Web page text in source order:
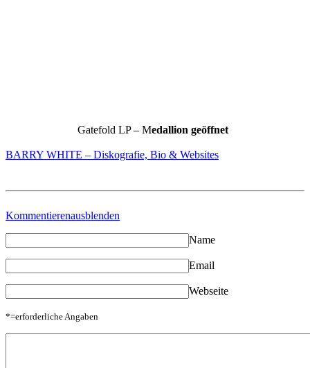
Gatefold LP – Medallion geöffnet
BARRY WHITE – Diskografie, Bio & Websites
Kommentierenausblenden
Name
Email
Webseite
*=erforderliche Angaben